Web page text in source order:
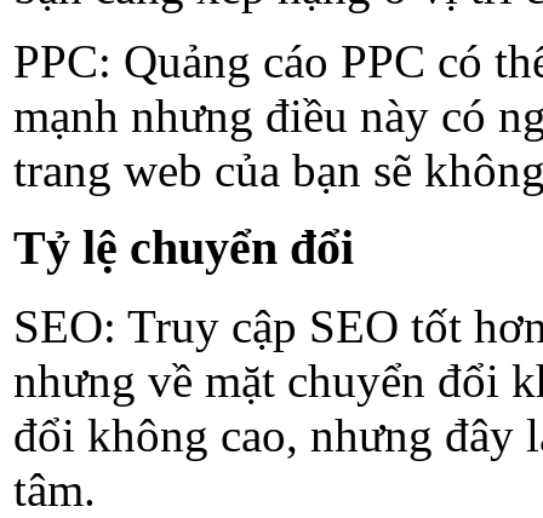
PPC: Quảng cáo PPC có
mạnh nhưng điều này có
trang web của bạn sẽ
Tỷ lệ chuyển đổi
SEO: Truy cập SEO tốt
nhưng về mặt chuyển đổi
đổi không cao, nhưng đây
tâm.